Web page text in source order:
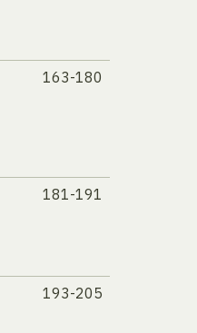
163-180
181-191
193-205